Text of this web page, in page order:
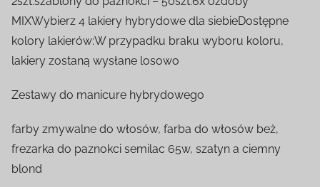
MIXWybierz 4 lakiery hybrydowe dla siebieDostępne
kolory lakierów:W przypadku braku wyboru koloru,
lakiery zostaną wysłane losowo
Zestawy do manicure hybrydowego
farby zmywalne do włosów, farba do włosów beż,
frezarka do paznokci semilac 65w, szatyn a ciemny
blond